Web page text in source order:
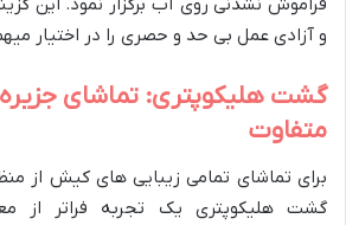
و آزادی عمل بی حد و حصری را در اختیار
گشت هلیکوپتری: تماشای
متفاوت
برای تماشای تمامی زیبایی های کیش از
گشت هلیکوپتری یک تجربه فراتر از